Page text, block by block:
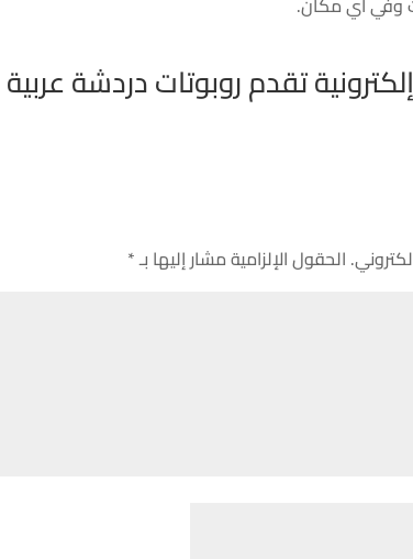
الحقول الإلزامية مشار إليها بـ*